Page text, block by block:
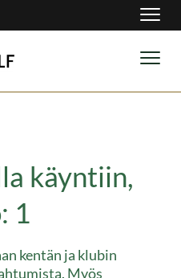
käyntiin,
1
kentän ja klubin
Myös